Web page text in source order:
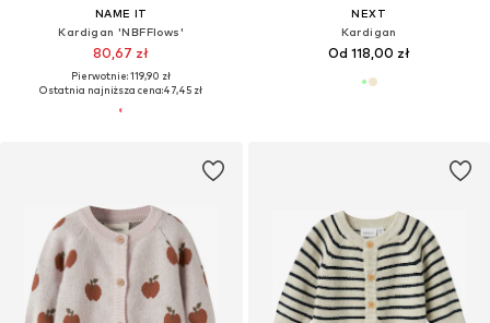
NAME IT
Kardigan 'NBFFlows'
80,67 zł
Pierwotnie: 119,90 zł
Ostatnia najniższa cena:47,45 zł
NEXT
Kardigan
Od 118,00 zł